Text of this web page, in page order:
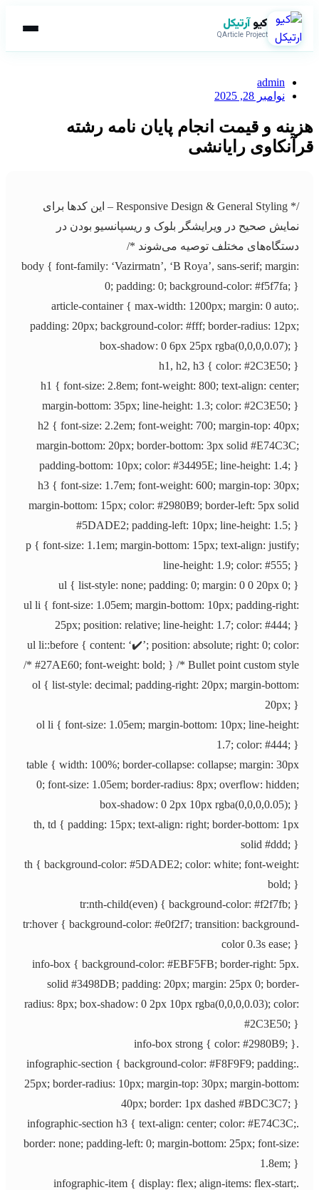
کیوآرتیکل
QArticle Project
admin
نوامبر 28, 2025
هزینه و قیمت انجام پایان نامه رشته
قرآنکاوی رایانشی
/* Responsive Design & General Styling – این کدها برای
نمایش صحیح در ویرایشگر بلوک و ریسپانسیو بودن در
دستگاه‌های مختلف توصیه می‌شوند */
body { font-family: ‘Vazirmatn’, ‘B Roya’, sans-serif; margin:
0; padding: 0; background-color: #f5f7fa; }
.article-container { max-width: 1200px; margin: 0 auto;
padding: 20px; background-color: #fff; border-radius: 12px;
box-shadow: 0 6px 25px rgba(0,0,0,0.07); }
h1, h2, h3 { color: #2C3E50; }
h1 { font-size: 2.8em; font-weight: 800; text-align: center;
margin-bottom: 35px; line-height: 1.3; color: #2C3E50; }
h2 { font-size: 2.2em; font-weight: 700; margin-top: 40px;
margin-bottom: 20px; border-bottom: 3px solid #E74C3C;
padding-bottom: 10px; color: #34495E; line-height: 1.4; }
h3 { font-size: 1.7em; font-weight: 600; margin-top: 30px;
margin-bottom: 15px; color: #2980B9; border-left: 5px solid
#5DADE2; padding-left: 10px; line-height: 1.5; }
p { font-size: 1.1em; margin-bottom: 15px; text-align: justify;
line-height: 1.9; color: #555; }
ul { list-style: none; padding: 0; margin: 0 0 20px 0; }
ul li { font-size: 1.05em; margin-bottom: 10px; padding-right:
25px; position: relative; line-height: 1.7; color: #444; }
ul li::before { content: ‘✔️’; position: absolute; right: 0; color:
#27AE60; font-weight: bold; } /* Bullet point custom style */
ol { list-style: decimal; padding-right: 20px; margin-bottom:
20px; }
ol li { font-size: 1.05em; margin-bottom: 10px; line-height:
1.7; color: #444; }
table { width: 100%; border-collapse: collapse; margin: 30px
0; font-size: 1.05em; border-radius: 8px; overflow: hidden;
box-shadow: 0 2px 10px rgba(0,0,0,0.05); }
th, td { padding: 15px; text-align: right; border-bottom: 1px
solid #ddd; }
th { background-color: #5DADE2; color: white; font-weight:
bold; }
tr:nth-child(even) { background-color: #f2f7fb; }
tr:hover { background-color: #e0f2f7; transition: background-
color 0.3s ease; }
.info-box { background-color: #EBF5FB; border-right: 5px
solid #3498DB; padding: 20px; margin: 25px 0; border-
radius: 8px; box-shadow: 0 2px 10px rgba(0,0,0,0.03); color:
#2C3E50; }
.info-box strong { color: #2980B9; }
.infographic-section { background-color: #F8F9F9; padding:
25px; border-radius: 10px; margin-top: 30px; margin-bottom:
40px; border: 1px dashed #BDC3C7; }
.infographic-section h3 { text-align: center; color: #E74C3C;
border: none; padding-left: 0; margin-bottom: 25px; font-size:
1.8em; }
.infographic-item { display: flex; align-items: flex-start;